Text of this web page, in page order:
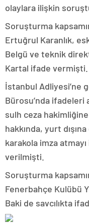
olaylara ilişkin
Soruşturma
Ertuğrul Karanlık,
Belgü ve teknik
Kartal ifade vermişti.
İstanbul Adliyesi’ne
Bürosu’nda ifadeleri
sulh ceza
hakkında, yurt
karakola imza
verilmişti.
Soruşturma
Fenerbahçe Kulübü
Baki de savcılıkta